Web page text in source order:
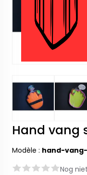
Hand vang
Modèle : hand-
Nog